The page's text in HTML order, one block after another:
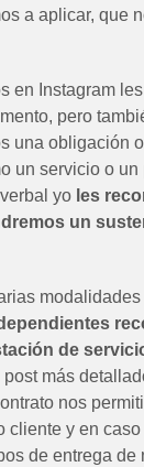
a aplicar, que
en Instagram
pero
una obligación
un servicio o
yo les
un
modalidades
de
más
nos
cliente y en
de entrega de